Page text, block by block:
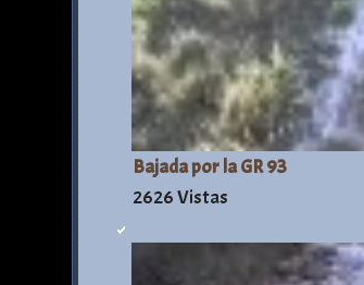
Bajada por la GR 93
2626 Vistas